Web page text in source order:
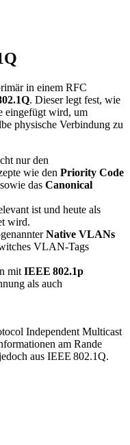
in einem RFC
. Dieser legt fest, wie
eingefügt wird, um
physische Verbindung zu
nur den
wie den Priority Code
das Canonical
ist und heute als
wird.
Native VLANs
VLAN‑Tags
mit IEEE 802.1p
als auch
Independent Multicast
am Rande
aus IEEE 802.1Q.